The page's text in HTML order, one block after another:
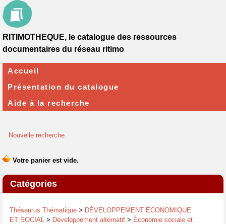
Nouvelle recherche
Catégories
Thésaurus Thématique > DÉVELOPPEMENT ÉCONOMIQUE
ET SOCIAL > Développement alternatif > Économie sociale et
RITIMOTHEQUE, le catalogue des ressources
documentaires du réseau ritimo
Accueil
Présentation du catalogue
Aide à la recherche